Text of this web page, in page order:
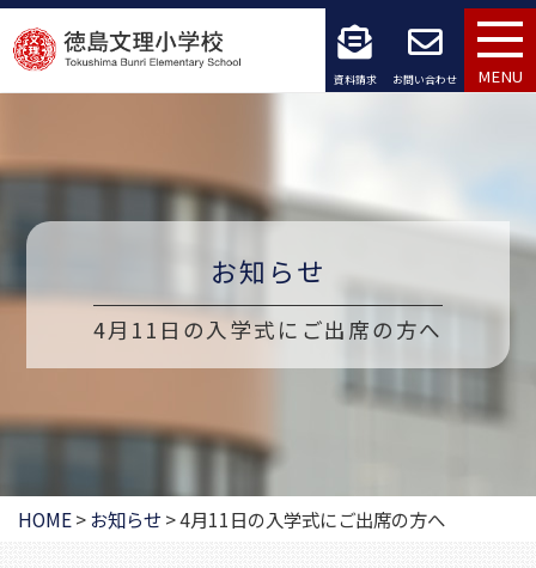
コ
ン
ン
ス
プ
資料請求 お問い合わせ MENU
お知らせ
4月11日の入学式にご出席の方へ
HOME>お知らせ >4月11日の入学式にご出席の方へ